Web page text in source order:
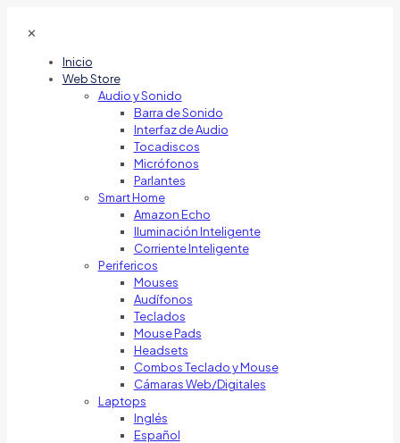
✕
Inicio
Web Store
Audio y Sonido
Barra de Sonido
Interfaz de Audio
Tocadiscos
Micrófonos
Parlantes
Smart Home
Amazon Echo
Iluminación Inteligente
Corriente Inteligente
Perifericos
Mouses
Audífonos
Teclados
Mouse Pads
Headsets
Combos Teclado y Mouse
Cámaras Web/Digitales
Laptops
Inglés
Español